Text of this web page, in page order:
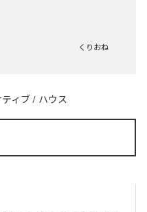
くりおね
ィブ / ハウス